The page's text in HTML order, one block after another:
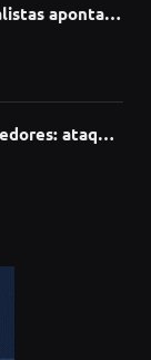
apontam
ataque